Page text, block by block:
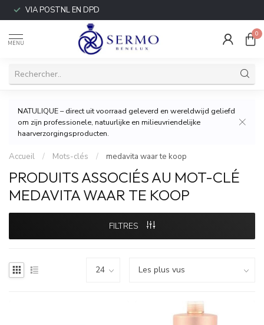
VIA POSTNL EN DPD
MENU
0
NATULIQUE – direct uit voorraad geleverd en wereldwijd geliefd
om zijn professionele, natuurlijke en milieuvriendelijke
haarverzorgingsproducten.
Accueil / Mots-clés / medavita waar te koop
PRODUITS ASSOCIÉS AU MOT-CLÉ
MEDAVITA WAAR TE KOOP
FILTRES